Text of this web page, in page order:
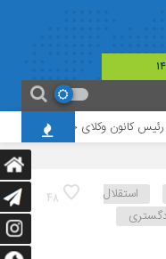
کانون وکلای چهارمحال و
48
استقلال